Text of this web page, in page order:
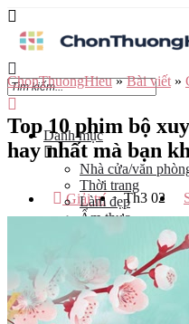
Danh mục
Nhà cửa/văn
Thời trang
Làm đẹp
Ẩm thực
Mẹ và bé
Du lịch
Kinh Doanh
Tỉnh
ChonThuongHieu»Bài viết »
Top 10 phim bộ
hay nhất mà bạn
Giải trí Th3 02